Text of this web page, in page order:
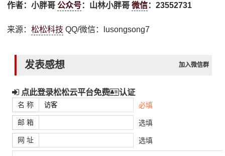
作者：小胖哥公众号：山林小胖哥微信：23552731
来源：松松科技 QQ/微信：lusongsong7
发表感想 加入微信群
点此登录松松云平台免费 认证
名 称 必填
邮 箱 选填
网 址 选填